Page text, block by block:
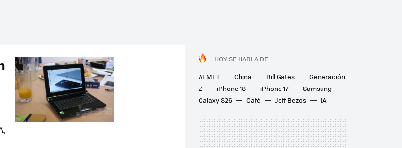
HOY SE HABLA DE
AEMET
China Bill Gates
Generación
Z
iPhone 18 iPhone 17
Samsung
Galaxy S26
Café Jeff Bezos IA